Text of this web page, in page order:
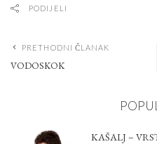
PODIJELI
PRETHODNI ČLANAK
VODOSKOK
KAŠALJ –